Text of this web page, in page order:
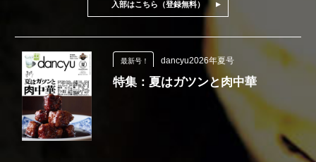
入部はこちら（登録無料）
最新号！ dancyu2026年夏号
特集：夏はガツンと肉中華